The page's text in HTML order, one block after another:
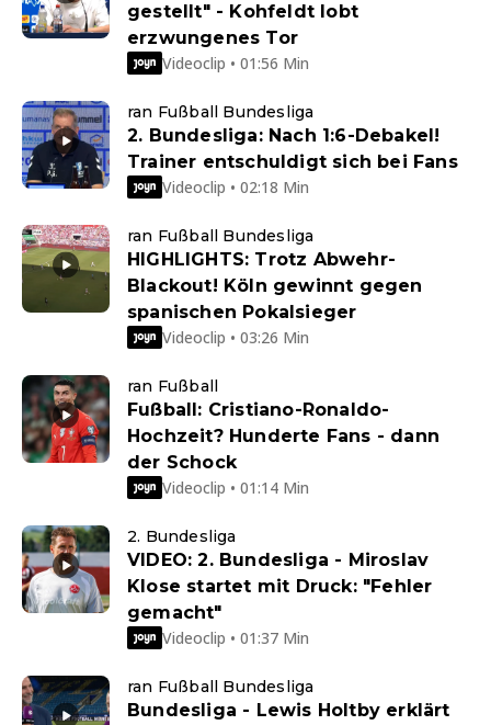
gestellt" - Kohfeldt lobt
erzwungenes Tor
Videoclip • 01:56 Min
ran Fußball Bundesliga
2. Bundesliga: Nach 1:6-Debakel!
Trainer entschuldigt sich bei Fans
Videoclip • 02:18 Min
ran Fußball Bundesliga
HIGHLIGHTS: Trotz Abwehr-
Blackout! Köln gewinnt gegen
spanischen Pokalsieger
Videoclip • 03:26 Min
ran Fußball
Fußball: Cristiano-Ronaldo-
Hochzeit? Hunderte Fans - dann
der Schock
Videoclip • 01:14 Min
2. Bundesliga
VIDEO: 2. Bundesliga - Miroslav
Klose startet mit Druck: "Fehler
gemacht"
Videoclip • 01:37 Min
ran Fußball Bundesliga
Bundesliga - Lewis Holtby erklärt